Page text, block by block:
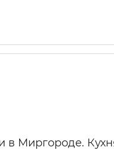
в Миргороде.